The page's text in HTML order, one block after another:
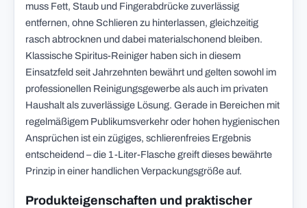
muss Fett, Staub und Fingerabdrücke zuverlässig
entfernen, ohne Schlieren zu hinterlassen, gleichzeitig
rasch abtrocknen und dabei materialschonend bleiben.
Klassische Spiritus-Reiniger haben sich in diesem
Einsatzfeld seit Jahrzehnten bewährt und gelten sowohl im
professionellen Reinigungsgewerbe als auch im privaten
Haushalt als zuverlässige Lösung. Gerade in Bereichen mit
regelmäßigem Publikumsverkehr oder hohen hygienischen
Ansprüchen ist ein zügiges, schlierenfreies Ergebnis
entscheidend – die 1-Liter-Flasche greift dieses bewährte
Prinzip in einer handlichen Verpackungsgröße auf.
Produkteigenschaften und praktischer